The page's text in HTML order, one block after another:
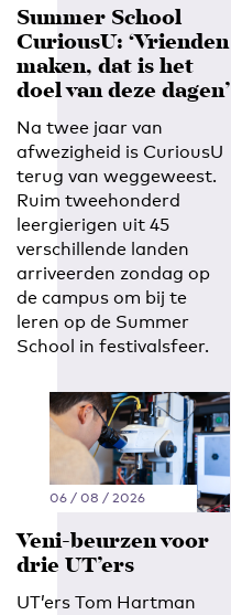
Summer School
CuriousU: ‘Vrienden
maken, dat is het
doel van deze dagen’
Na twee jaar van
afwezigheid is CuriousU
terug van weggeweest.
Ruim tweehonderd
leergierigen uit 45
verschillende landen
arriveerden zondag op
de campus om bij te
leren op de Summer
School in festivalsfeer.
06 / 08 / 2026
Veni-beurzen voor
drie UT’ers
UT’ers Tom Hartman